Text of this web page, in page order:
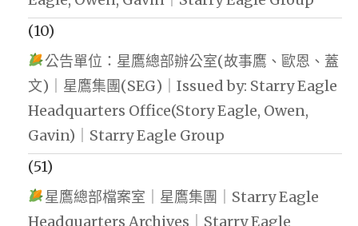
(10)
公告單位：星鷹總部辦公室(故事鷹、歐恩、蓋
文)｜星鷹集團(SEG)｜Issued by: Starry Eagle
Headquarters Office(Story Eagle, Owen,
Gavin)｜Starry Eagle Group
(51)
星鷹總部檔案室｜星鷹集團｜Starry Eagle
Headquarters Archives｜Starry Eagle